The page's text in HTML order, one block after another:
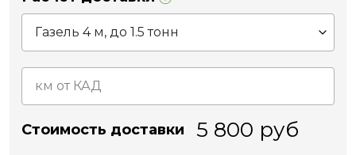
Стоимость доставки 5 800 руб